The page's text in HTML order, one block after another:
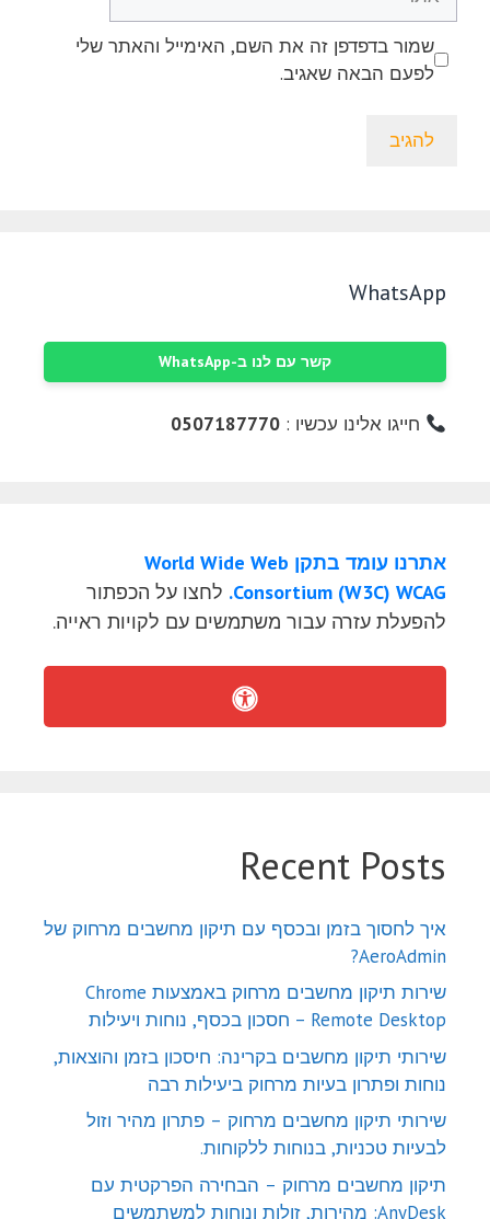
שמור בדפדפן זה את השם, האימייל והאתר שלי
לפעם הבאה שאגיב.
WhatsApp
קשר עם לנו ב-WhatsApp
חייגו אלינו עכשיו :0507187770
אתרנו עומד בתקן World Wide Web
Consortium (W3C) WCAG. לחצו על הכפתור
להפעלת עזרה עבור משתמשים עם לקויות ראייה.
Recent Posts
איך לחסוך בזמן ובכסף עם תיקון מחשבים מרחוק של
AeroAdmin?
שירות תיקון מחשבים מרחוק באמצעות Chrome
Remote Desktop – חסכון בכסף, נוחות ויעילות
שירותי תיקון מחשבים בקרינה: חיסכון בזמן והוצאות,
נוחות ופתרון בעיות מרחוק ביעילות רבה
שירותי תיקון מחשבים מרחוק – פתרון מהיר וזול
לבעיות טכניות, בנוחות ללקוחות.
תיקון מחשבים מרחוק – הבחירה הפרקטית עם
AnyDesk: מהירות, זולות ונוחות למשתמשים